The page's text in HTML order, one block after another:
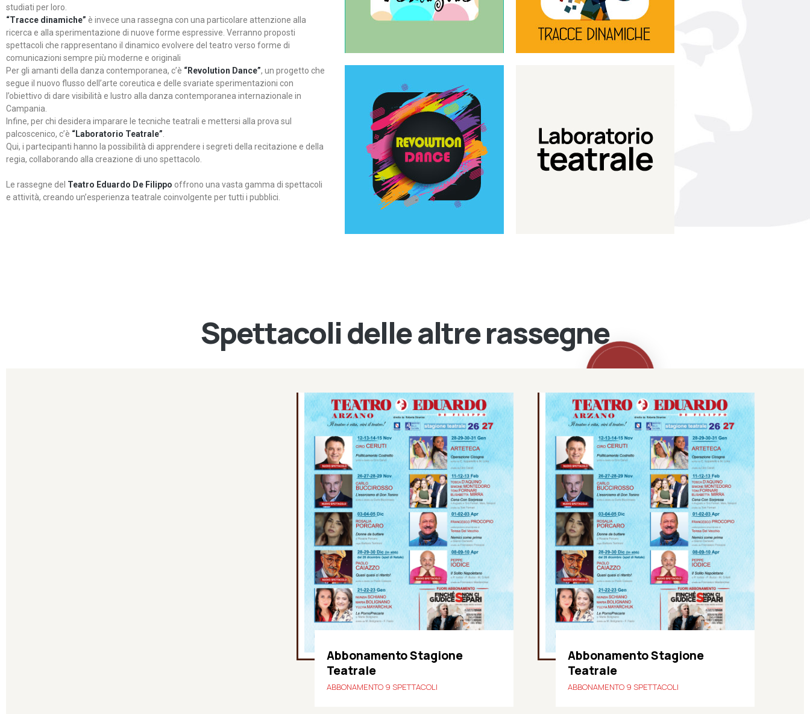
studiati per loro.
“Tracce dinamiche” è invece una rassegna con una particolare attenzione alla
ricerca e alla sperimentazione di nuove forme espressive. Verranno proposti
spettacoli che rappresentano il dinamico evolvere del teatro verso forme di
comunicazioni sempre più moderne e originali
Per gli amanti della danza contemporanea, c’è “Revolution Dance”, un progetto che
segue il nuovo flusso dell’arte coreutica e delle svariate sperimentazioni con
l’obiettivo di dare visibilità e lustro alla danza contemporanea internazionale in
Campania.
Infine, per chi desidera imparare le tecniche teatrali e mettersi alla prova sul
palcoscenico, c’è “Laboratorio Teatrale”
Qui, i partecipanti hanno la possibilità di apprendere i segreti della recitazione e della
regia, collaborando alla creazione di uno spettacolo.
Le rassegne del Teatro Eduardo De Filippo offrono una vasta gamma di spettacoli
e attività, creando un’esperienza teatrale coinvolgente per tutti i pubblici.
Teatro in famiglia Tracce dinamiche
Revolution Dance
Rassegna di danza
contemporanea – I Edizione
Continua
Laboratorio di teatro del
Teatro Eduardo de Filippo
Spettacoli delle altre rassegne
Abbonamento Stagione
Teatrale
ABBONAMENTO 9 SPETTACOLI
Abbonamento Stagione
Teatrale
ABBONAMENTO 9 SPETTACOLI